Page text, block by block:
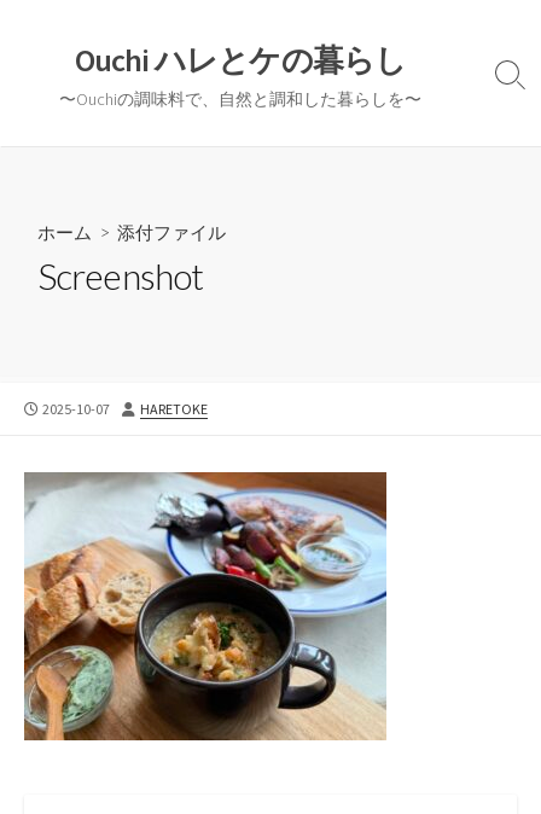
Ouchi ハレとケの暮らし
〜Ouchiの調味料で、自然と調和した暮らしを〜
検
ホーム > 添付ファイル
Screenshot
公
2025-10-07
投
HARETOKE